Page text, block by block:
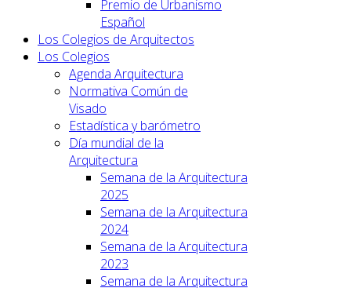
Premio de Urbanismo
Español
Los Colegios de Arquitectos
Los Colegios
Agenda Arquitectura
Normativa Común de
Visado
Estadística y barómetro
Día mundial de la
Arquitectura
Semana de la Arquitectura
2025
Semana de la Arquitectura
2024
Semana de la Arquitectura
2023
Semana de la Arquitectura